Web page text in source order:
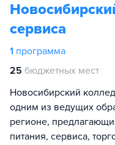
сервиса
1 программа
25 бюджетных мест
Новосибирский
одним из ведущих
регионе,
питания, сервиса,